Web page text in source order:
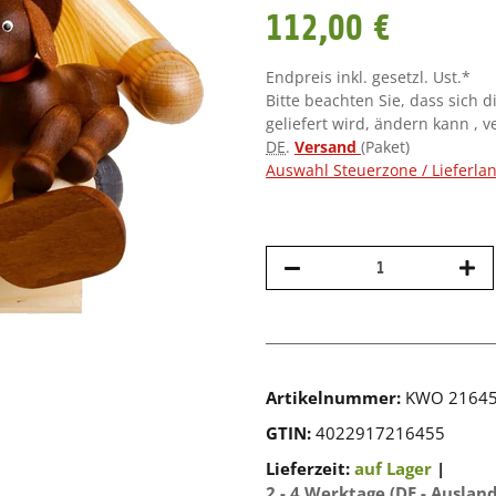
112,00 €
Endpreis inkl. gesetzl. Ust.*
Bitte beachten Sie, dass sich
geliefert wird, ändern kann ,
DE. Versand (Paket)
Auswahl Steuerzone /
Artikelnummer: KWO
GTIN: 4022917216455
Lieferzeit: auf Lager |